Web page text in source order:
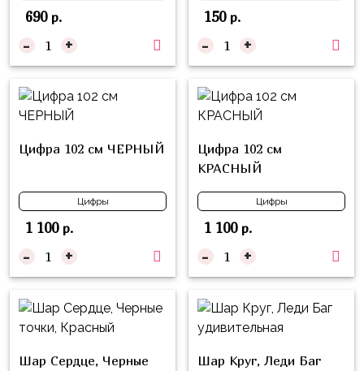
690р.
- +
150р.
- +
Цифра 102 см ЧЕРНЫЙ
Цифры
1 100р.
- +
Цифра 102 см
КРАСНЫЙ
Цифры
1 100р.
- +
Шар Сердце, Черные
Шар Круг, Леди Баг
из
шаров
Цифры
Шары
с
декором
шары
Ходячие
фигуры
Бизнес
Пони
Губка
Боб
Буба
Чебурашка
ниндзя
Фиксики
Динозавры
Принцессы
Микки